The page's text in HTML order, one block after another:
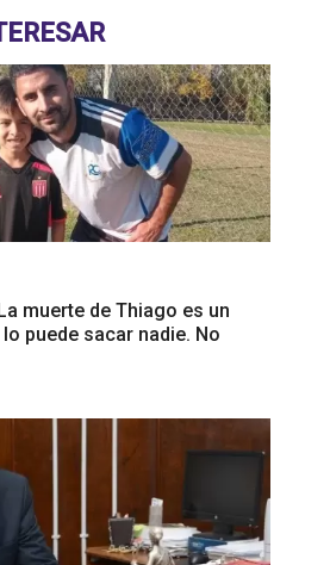
de Muscari
cultura es un hecho peligroso
de ultraderecha”
muerte de Thiago es un
puede sacar nadie. No